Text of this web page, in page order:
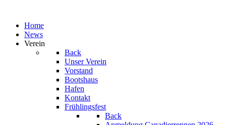
Home
News
Verein
Back
Unser Verein
Vorstand
Bootshaus
Hafen
Kontakt
Frühlingsfest
Back